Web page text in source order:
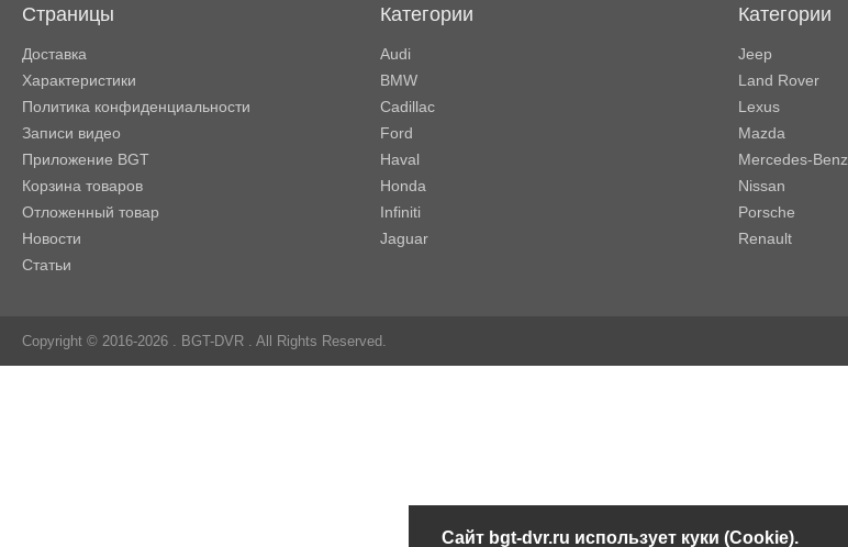
Страницы
Доставка
Характеристики
Политика конфиденциальности
Записи видео
Приложение BGT
Корзина товаров
Отложенный товар
Новости
Статьи
Категории
Audi
BMW
Cadillac
Ford
Haval
Honda
Infiniti
Jaguar
Категории
Jeep
Land Rover
Lexus
Mazda
Mercedes-Benz
Nissan
Porsche
Renault
Copyright © 2016-2026 . BGT-DVR . All Rights Reserved.
Сайт bgt-dvr.ru использует куки (Cookie).